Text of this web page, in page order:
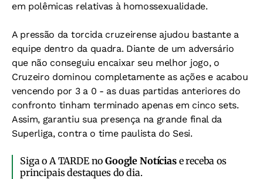
em polêmicas relativas à homossexualidade.
A pressão da torcida cruzeirense ajudou bastante a
equipe dentro da quadra. Diante de um adversário
que não conseguiu encaixar seu melhor jogo, o
Cruzeiro dominou completamente as ações e acabou
vencendo por 3 a 0 - as duas partidas anteriores do
confronto tinham terminado apenas em cinco sets.
Assim, garantiu sua presença na grande final da
Superliga, contra o time paulista do Sesi.
Siga o A TARDE noGoogle Notíciase receba os
principais destaques do dia.